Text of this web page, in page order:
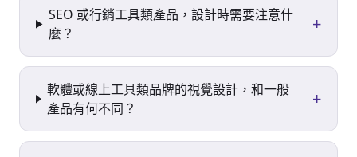
SEO 或行銷工具類產品，設計時需要注意什
麼？
+
軟體或線上工具類品牌的視覺設計，和一般
產品有何不同？
+